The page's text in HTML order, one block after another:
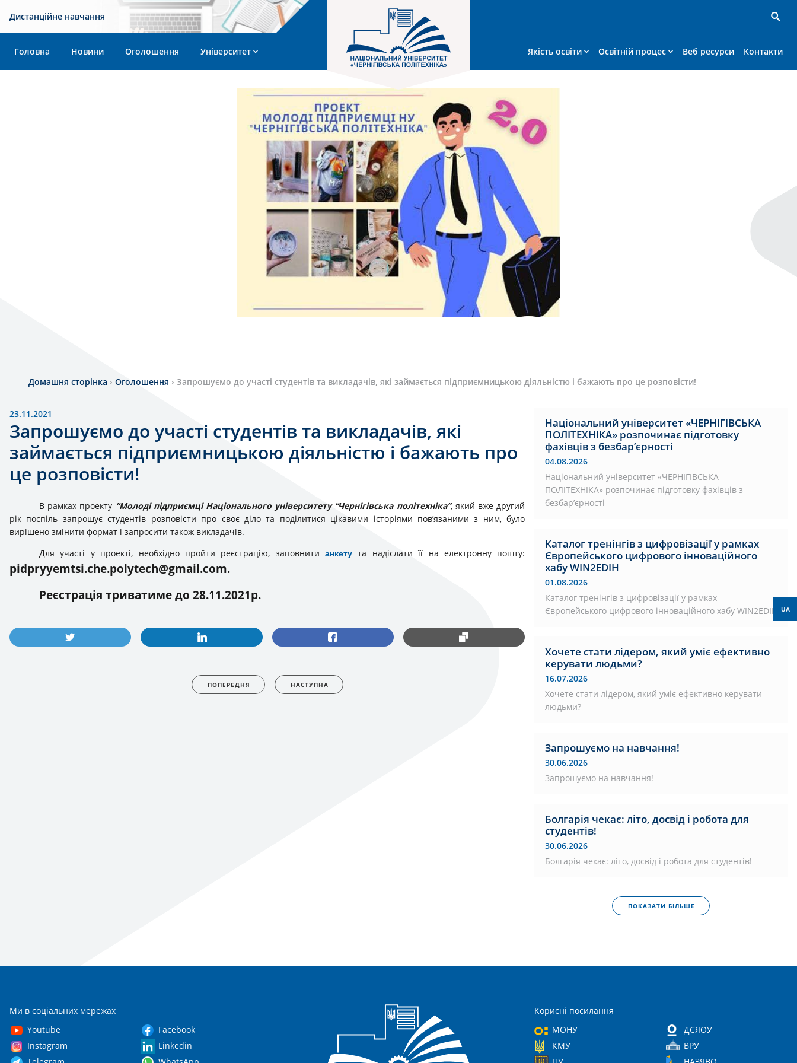
Дистанційне навчання
Головна Новини Оголошення Університет Якість освіти Освітній процес Веб ресурси Контакти
Домашня сторінка › Оголошення › Запрошуємо до участі студентів та викладачів, які займається підприємницькою діяльністю і бажають про це розповісти!
23.11.2021
Запрошуємо до участі студентів та викладачів, які
займається підприємницькою діяльністю і бажають про
це розповісти!
В рамках проекту “Молоді підприємці Національного університету “Чернігівська політехніка”, який вже другий
рік поспіль запрошує студентів розповісти про своє діло та поділитися цікавими історіями пов’язаними з ним, було
вирішено змінити формат і запросити також викладачів.
Для участі у проекті, необхідно пройти реєстрацію, заповнитианкету та надіслати її на електронну пошту:
pidpryyemtsi.che.polytech@gmail.com.
Реєстрація триватиме до 28.11.2021р.
ПОПЕРЕДНЯ НАСТУПНА
Національний університет «ЧЕРНІГІВСЬКА
ПОЛІТЕХНІКА» розпочинає підготовку
фахівців з безбар’єрності
04.08.2026
Національний університет «ЧЕРНІГІВСЬКА
ПОЛІТЕХНІКА» розпочинає підготовку фахівців з
безбар’єрності
Каталог тренінгів з цифровізації у рамках
Європейського цифрового інноваційного
хабу WIN2EDIH
01.08.2026
Каталог тренінгів з цифровізації у рамках
Європейського цифрового інноваційного хабу WIN2EDIH
Хочете стати лідером, який уміє ефективно
керувати людьми?
16.07.2026
Хочете стати лідером, який уміє ефективно керувати
людьми?
Запрошуємо на навчання!
30.06.2026
Запрошуємо на навчання!
Болгарія чекає: літо, досвід і робота для
студентів!
30.06.2026
Болгарія чекає: літо, досвід і робота для студентів!
ПОКАЗАТИ БІЛЬШЕ
Ми в соціальних мережах
Youtube
Facebook
Instagram
Linkedin
Корисні посилання
МОНУ
ДСЯОУ
КМУ
ВРУ
UA